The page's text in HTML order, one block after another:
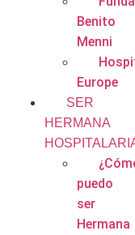
Benito
Menni
Europe
SER
HERMANA
puedo
ser
Hermana